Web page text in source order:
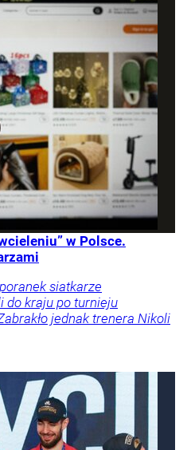
w Polsce.
siatkarze
do kraju po turnieju
jednak trenera Nikoli